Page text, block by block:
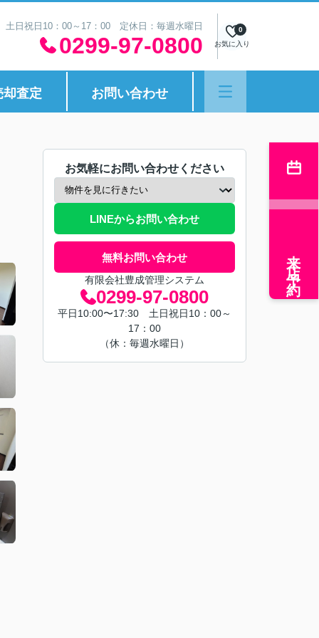
日祝日10：00～17：00 定休日：毎週水曜日
0299-97-0800 お気に入り
0
却査定 お問い合わせ
お気軽にお問い合わせください
LINEからお問い合わせ
無料お問い合わせ
有限会社豊成管理システム
0299-97-0800
平日10:00〜17:30 土日祝日10：00～
17：00
（休：毎週水曜日）
来店予約